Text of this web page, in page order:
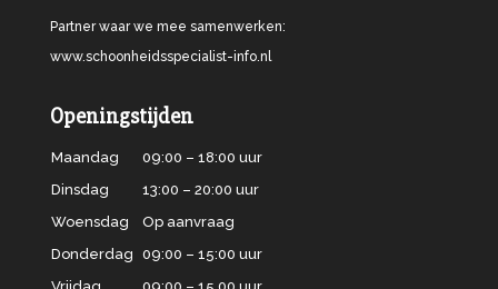
Partner waar we mee samenwerken:
www.schoonheidsspecialist-info.nl
Openingstijden
Maandag
09:00 – 18:00 uur
Dinsdag
13:00 – 20:00 uur
Woensdag
Op aanvraag
Donderdag 09:00 – 15:00 uur